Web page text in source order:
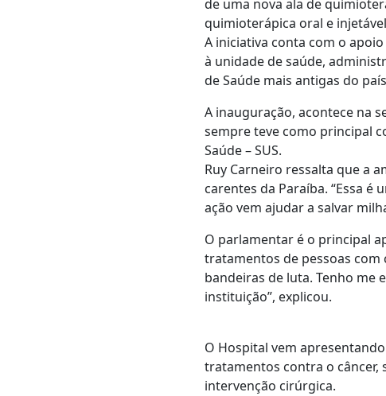
de uma nova ala de
quimioterápica oral e
A iniciativa conta com o
à unidade de saúde,
de Saúde mais antigas do
A inauguração, acontece na
sempre teve como principal
Saúde – SUS.
Ruy Carneiro ressalta que a
carentes da Paraíba. “Essa
ação vem ajudar a salvar
O parlamentar é o principal
tratamentos de pessoas com
bandeiras de luta. Tenho me
instituição”, explicou.
O Hospital vem
tratamentos contra o câncer,
intervenção cirúrgica.